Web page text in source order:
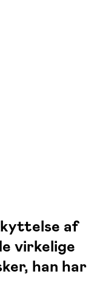
af
virkelige
han har